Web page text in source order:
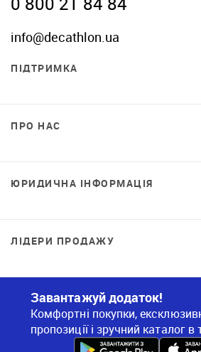
info@decathlon.ua
ПІДТРИМКА
ПРО НАС
ЮРИДИЧНА ІНФОРМАЦІЯ
ЛІДЕРИ ПРОДАЖУ
Завантажуй додаток!
Комфортні покупки,
пропозиції і зручний каталог